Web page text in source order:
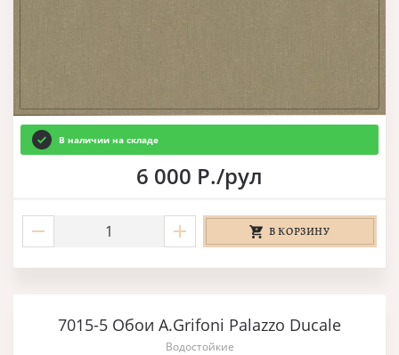
В наличии на складе
6 000 Р./рул
В КОРЗИНУ
7015-5 Обои A.Grifoni Palazzo Ducale
Водостойкие